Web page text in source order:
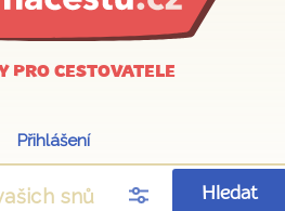
PRO CESTOVATELE
Přihlášení
Hledat